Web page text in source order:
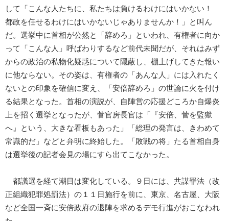
して「こんな人たちに、私たちは負けるわけにはいかない！
都政を任せるわけにはいかないじゃありませんか！」と叫ん
だ。選挙中に首相が公然と「辞めろ」といわれ、有権者に向か
って「こんな人」呼ばわりするなど前代未聞だが、それはみず
からの政治の私物化疑惑について隠蔽し、棚上げしてきた報い
に他ならない。その姿は、有権者の「あんな人」には入れたく
ないとの印象を確信に変え、「安倍辞めろ」の世論に火を付け
る結果となった。首相の演説が、自陣営の応援どころか自爆炎
上を招く選挙となったが、菅官房長官は「『安倍、菅を監獄
へ』という、大きな看板もあった」「総理の発言は、きわめて
常識的だ」などと弁明に終始した。「敗戦の将」たる首相自身
は選挙後の記者会見の場にすら出てこなかった。
都議選を経て潮目は変化している。９日には、共謀罪法（改
正組織犯罪処罰法）の１１日施行を前に、東京、名古屋、大阪
など全国一斉に安倍政府の退陣を求めるデモ行進がおこなわれ